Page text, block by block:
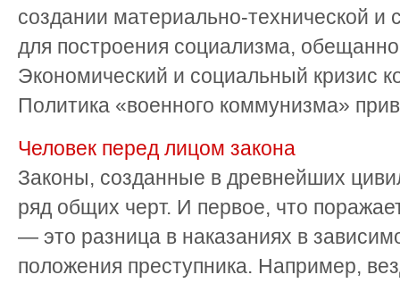
создании материально-технической и
для построения социализма,
Экономический и социальный кризис
Политика «военного коммунизма»
Человек перед лицом закона
Законы, созданные в древнейших
ряд общих черт. И первое, что
— это разница в наказаниях в
положения преступника. Например,